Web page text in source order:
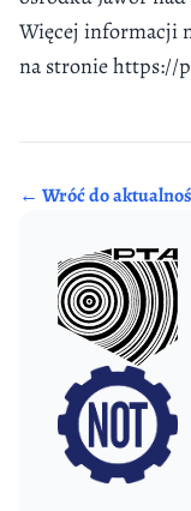
Więcej informacji
na stroniehttps://
← Wróć do